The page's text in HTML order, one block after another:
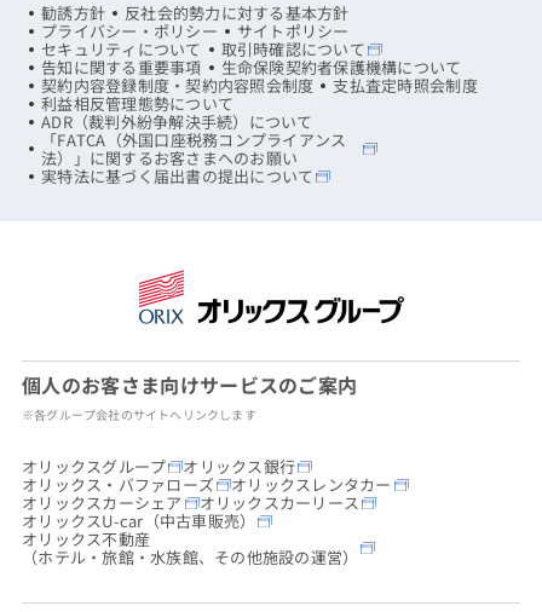
勧誘方針 反社会的勢力に対する基本方針
プライバシー・ポリシー サイトポリシー
セキュリティについて 取引時確認について
告知に関する重要事項 生命保険契約者保護機構について
契約内容登録制度・契約内容照会制度 支払査定時照会制度
利益相反管理態勢について
ADR（裁判外紛争解決手続）について
「FATCA（外国口座税務コンプライアンス
法）」に関するお客さまへのお願い
実特法に基づく届出書の提出について
個人のお客さま向けサービスのご案内
※各グループ会社のサイトへリンクします
オリックスグループ オリックス銀行
オリックス・バファローズ オリックスレンタカー
オリックスカーシェア オリックスカーリース
オリックスU-car（中古車販売）
オリックス不動産
（ホテル・旅館・水族館、その他施設の運営）